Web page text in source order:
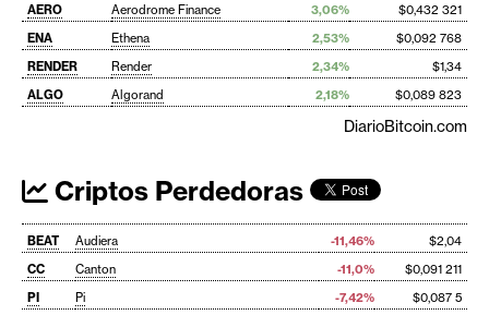
AERO
Aerodrome Finance 3,06%
$0,432 321
ENA
Ethena 2,53%
$0,092 768
RENDER
Render 2,34%
$1,34
ALGO
Algorand 2,18% $0,089 823
DiarioBitcoin.com
Criptos Perdedoras
BEAT Audiera -11,46%
$2,04
CC
Canton -11,0%
$0,091 211
PI
Pi -7,42%
$0,087 5